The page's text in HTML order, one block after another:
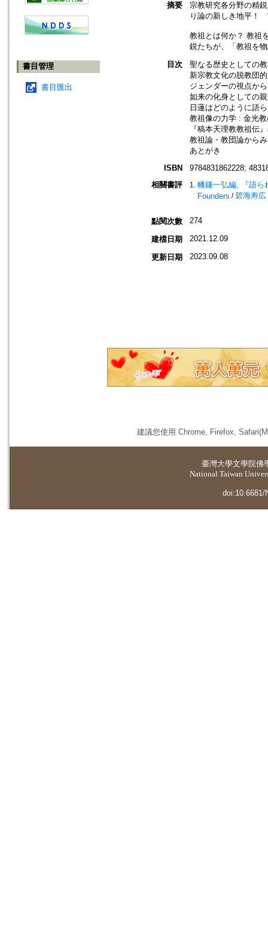
書目管理
書目匯出
摘要
宗教研究各分野の精
り論の新しき地平！
教祖とは何か？ 教祖
鋭たちが、「教祖を
目次
聖なる歴史としての
新宗教文化の脱教団
ジェンダーの視点か
如来の化身としての
日蓮はどのように語
教祖像の力学 : 金光
『稿本天理教教祖伝
教祖論・教団論から
あとがき
ISBN
9784831862228;
相關書評
幡鎌一弘編, 『語ら
Founders /碧海寿
點閱次數 274
建檔日期 2021.12.09
更新日期 2023.09.08
建議您使用 Chrome, Firefox,
臺灣大學文學院佛
National Taiwan
doi:10.6681/